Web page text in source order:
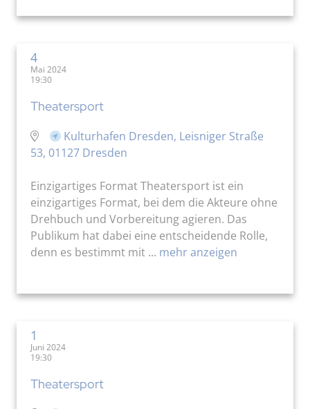
4
Mai 2024
19:30
Theatersport
Kulturhafen Dresden, Leisniger Straße
53, 01127 Dresden
Einzigartiges Format Theatersport ist ein
einzigartiges Format, bei dem die Akteure ohne
Drehbuch und Vorbereitung agieren. Das
Publikum hat dabei eine entscheidende Rolle,
denn es bestimmt mit ... mehr anzeigen
1
Juni 2024
19:30
Theatersport